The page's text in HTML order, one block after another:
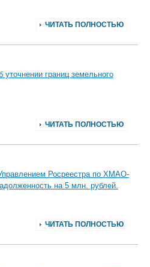
ЧИТАТЬ ПОЛНОСТЬЮ
уточнении границ земельного
ЧИТАТЬ ПОЛНОСТЬЮ
Росреестра по ХМАО-
на 5 млн. рублей.
ЧИТАТЬ ПОЛНОСТЬЮ